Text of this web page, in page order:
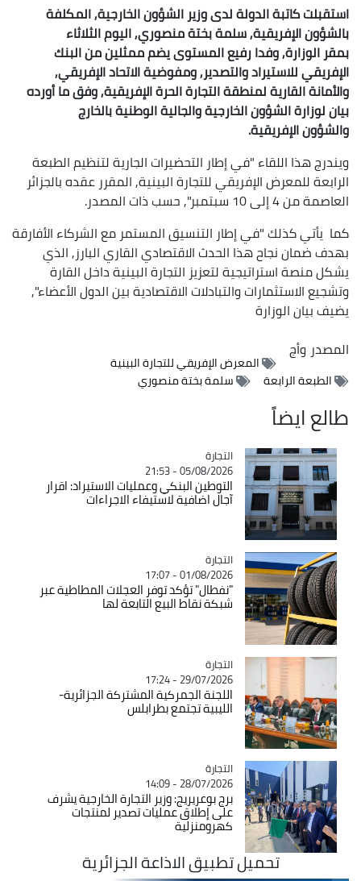
استقبلت كاتبة الدولة لدى وزير الشؤون الخارجية, المكلفة
بالشؤون الإفريقية, سلمة بختة منصوري, اليوم الثلاثاء
بمقر الوزارة, وفدا رفيع المستوى يضم ممثلين من البنك
الإفريقي للاستيراد والتصدير, ومفوضية الاتحاد الإفريقي,
والأمانة القارية لمنطقة التجارة الحرة الإفريقية, وفق ما أورده
بيان لوزارة الشؤون الخارجية والجالية الوطنية بالخارج
والشؤون الإفريقية.
ويندرج هذا اللقاء "في إطار التحضيرات الجارية لتنظيم الطبعة
الرابعة للمعرض الإفريقي للتجارة البينية, المقرر عقده بالجزائر
العاصمة من 4 إلى 10 سبتمبر", حسب ذات المصدر.
كما يأتي كذلك "في إطار التنسيق المستمر مع الشركاء الأفارقة
بهدف ضمان نجاح هذا الحدث الاقتصادي القاري البارز, الذي
يشكل منصة استراتيجية لتعزيز التجارة البينية داخل القارة
وتشجيع الاستثمارات والتبادلات الاقتصادية بين الدول الأعضاء",
يضيف بيان الوزارة
المصدروأج
المعرض الإفريقي للتجارة البينية
الطبعة الرابعة
سلمة بختة منصوري
طالع ايضاً
Catégorie
التجارة
05/08/2026 - 21:53
التوطين البنكي وعمليات الاستيراد: اقرار
آجال اضافية لاستيفاء الاجراءات
Catégorie
التجارة
01/08/2026 - 17:07
"نفطال" تؤكد توفر العجلات المطاطية عبر
شبكة نقاط البيع التابعة لها
Catégorie
التجارة
29/07/2026 - 17:24
اللجنة الجمركية المشتركة الجزائرية-
الليبية تجتمع بطرابلس
Catégorie
التجارة
28/07/2026 - 14:09
برج بوعريريج: وزير التجارة الخارجية يشرف
على إطلاق عمليات تصدير لمنتجات
كهرومنزلية
تحميل تطبيق الاذاعة الجزائرية